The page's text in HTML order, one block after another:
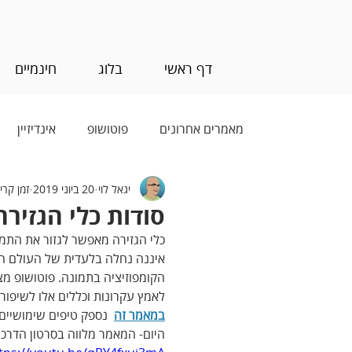
דף ראשי בלוג חינמיים
מאמרים אחרונים פוטושופ אינדיזיין
בינה מלאכותית (AI)
סודות כלי
יגאל לוי 20 ביוני 2019 זמן קריאה
איננה נחלה בלעדית של העולם
הקומפוזיציה בתמונה. פוטושופ
לאמץ עקרונות וכללים אלו
במאמר זה נספק טיפים
היום- המאמר מלווה בסרטון